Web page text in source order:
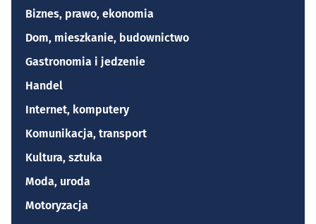
Biznes, prawo, ekonomia
Dom, mieszkanie, budownictwo
Gastronomia i jedzenie
Handel
Internet, komputery
Komunikacja, transport
Kultura, sztuka
Moda, uroda
Motoryzacja